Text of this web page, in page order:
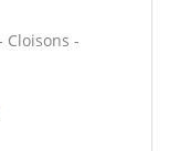
Cloisons -